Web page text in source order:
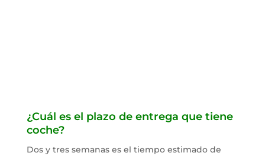
¿Cuál es el plazo de entrega que tiene
coche?
Dos y tres semanas es el tiempo estimado de